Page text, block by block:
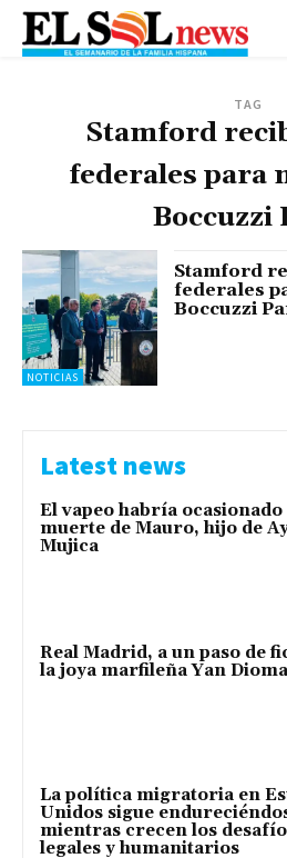
TAG
Stamford
federales para
Boccuzzi
NOTICIAS
Stamford
federales
Boccuzzi
Latest news
El vapeo habría ocasionado
muerte de Mauro, hijo de
Mujica
Real Madrid, a un paso de
la joya marfileña Yan
La política migratoria en
Unidos sigue
mientras crecen los
legales y humanitarios